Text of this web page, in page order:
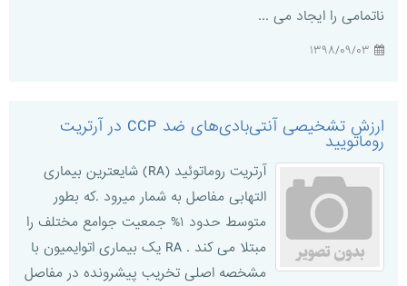
ناتمامى را ايجاد مى ...
ارزش تشخیصی آنتی‌بادی‌های ضد CCP در آرتریت
روماتویید
آرتریت روماتوئید (RA) شایعترین بیماری
التهابی مفاصل به شمار میرود .که بطور
متوسط حدود ۱% جمعیت جوامع مختلف را
مبتلا می کند . RA یک بیماری اتوایمیون با
مشخصه اصلی تخریب پیشرونده در مفاصل